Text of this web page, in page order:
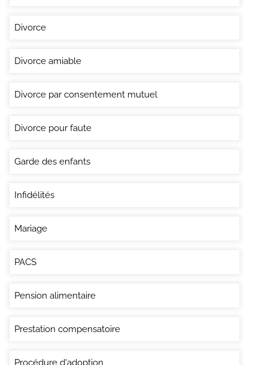
Divorce
Divorce amiable
Divorce par consentement mutuel
Divorce pour faute
Garde des enfants
Infidélités
Mariage
PACS
Pension alimentaire
Prestation compensatoire
Procédure d'adoption